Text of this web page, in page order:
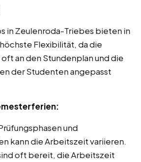
in Zeulenroda-Triebes bieten in
Flexibilität, da die
an den Stundenplan und die
der Studenten angepasst
und
kann die Arbeitszeit variieren.
oft bereit, die Arbeitszeit